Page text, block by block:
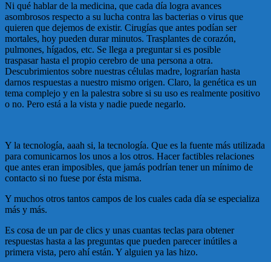
Ni qué hablar de la medicina, que cada día logra avances
asombrosos respecto a su lucha contra las bacterias o virus que
quieren que dejemos de existir. Cirugías que antes podían ser
mortales, hoy pueden durar minutos. Trasplantes de corazón,
pulmones, hígados, etc. Se llega a preguntar si es posible
traspasar hasta el propio cerebro de una persona a otra.
Descubrimientos sobre nuestras células madre, lograrían hasta
darnos respuestas a nuestro mismo origen. Claro, la genética es un
tema complejo y en la palestra sobre si su uso es realmente positivo
o no. Pero está a la vista y nadie puede negarlo.
Y la tecnología, aaah si, la tecnología. Que es la fuente más utilizada
para comunicarnos los unos a los otros. Hacer factibles relaciones
que antes eran imposibles, que jamás podrían tener un mínimo de
contacto si no fuese por ésta misma.
Y muchos otros tantos campos de los cuales cada día se especializa
más y más.
Es cosa de un par de clics y unas cuantas teclas para obtener
respuestas hasta a las preguntas que pueden parecer inútiles a
primera vista, pero ahí están. Y alguien ya las hizo.